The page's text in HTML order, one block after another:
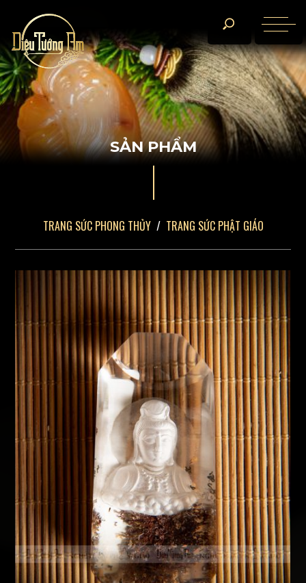
SẢN PHẨM
TRANG SỨC PHONG THỦY TRANG SỨC PHẬT GIÁO